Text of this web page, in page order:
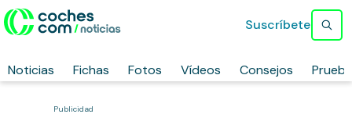
Noticias Fichas Fotos Vídeos Consejos
Suscríbete
Publicidad